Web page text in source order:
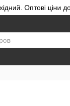
Оптові ціни